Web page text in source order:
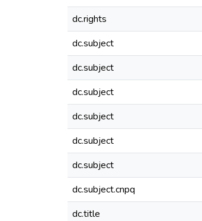
dc.rights
dc.subject
dc.subject
dc.subject
dc.subject
dc.subject
dc.subject
dc.subject.cnpq
dc.title